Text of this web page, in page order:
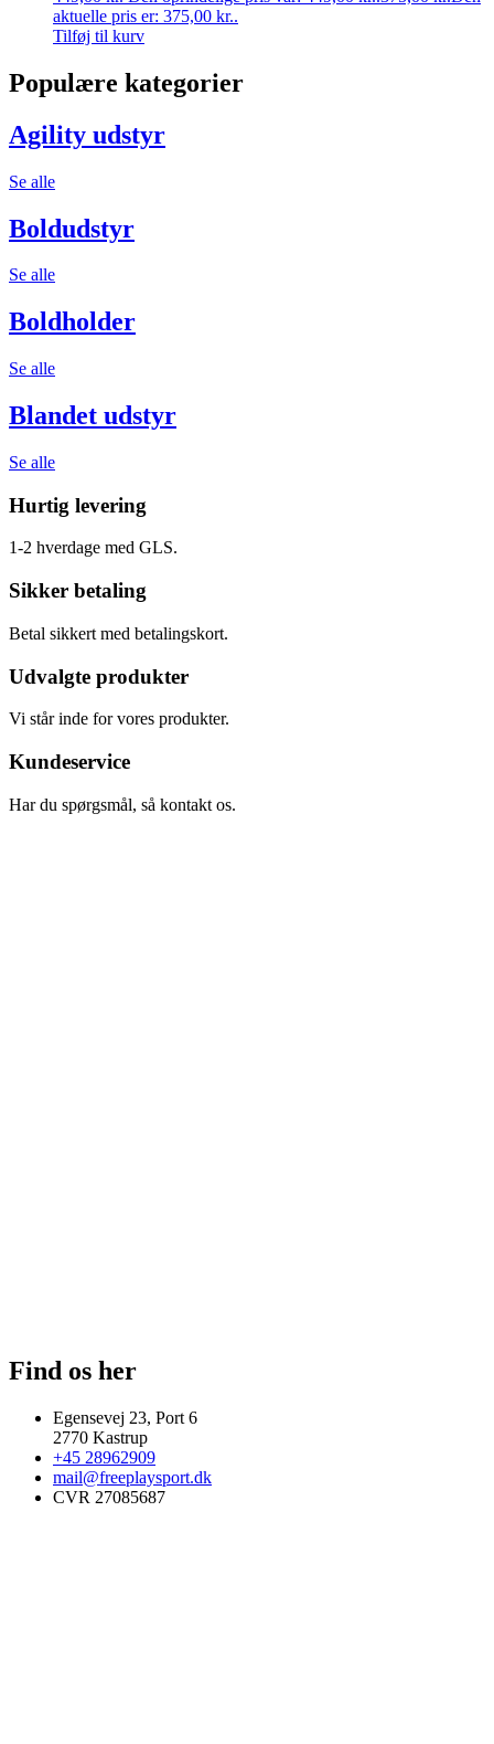
aktuelle pris er: 375,00 kr..
Tilføj til kurv
Populære kategorier
Agility udstyr
Se alle
Boldudstyr
Se alle
Boldholder
Se alle
Blandet udstyr
Se alle
Hurtig levering
1-2 hverdage med GLS.
Sikker betaling
Betal sikkert med betalingskort.
Udvalgte produkter
Vi står inde for vores produkter.
Kundeservice
Har du spørgsmål, så kontakt os.
Find os her
Egensevej 23, Port 6
2770 Kastrup
+45 28962909
mail@freeplaysport.dk
CVR 27085687